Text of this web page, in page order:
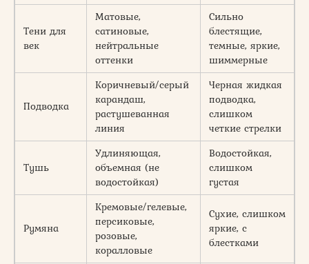
Тени для
век
Матовые,
сатиновые,
нейтральные
оттенки
Сильно
блестящие,
темные, яркие,
шиммерные
Подводка
Коричневый/серый
карандаш,
растушеванная
линия
Черная жидкая
подводка,
слишком
четкие стрелки
Тушь
Удлиняющая,
объемная (не
водостойкая)
Водостойкая,
слишком
густая
Румяна
Кремовые/гелевые,
персиковые,
розовые,
коралловые
Сухие, слишком
яркие, с
блестками